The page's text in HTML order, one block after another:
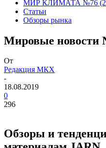
МИР КЛИМАТА №76
Статьи
Обзоры рынка
Мировые новости
От
Редакция МКХ
-
18.08.2019
0
296
Обзоры и